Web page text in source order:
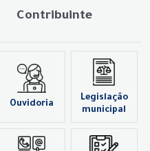
Contribuinte
Ouvidoria
Legislação
municipal